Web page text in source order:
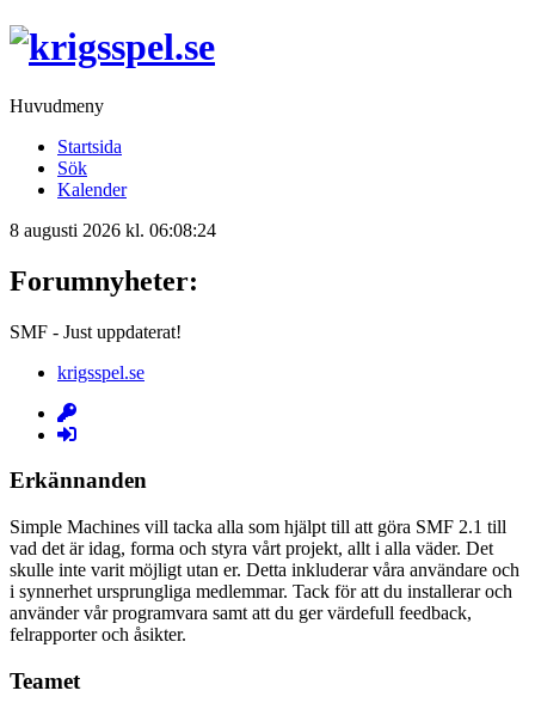
Huvudmeny
Startsida
Sök
Kalender
8 augusti 2026 kl. 06:08:24
Forumnyheter:
SMF - Just uppdaterat!
krigsspel.se
Erkännanden
Simple Machines vill tacka alla som hjälpt till att göra SMF 2.1 till
vad det är idag, forma och styra vårt projekt, allt i alla väder. Det
skulle inte varit möjligt utan er. Detta inkluderar våra användare och
i synnerhet ursprungliga medlemmar. Tack för att du installerar och
använder vår programvara samt att du ger värdefull feedback,
felrapporter och åsikter.
Teamet